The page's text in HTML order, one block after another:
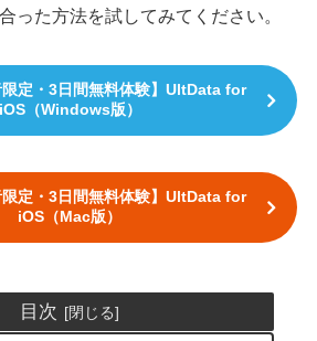
った方法を試してみてください。
定・3日間無料体験】UltData for
iOS（Windows版）
定・3日間無料体験】UltData for
iOS（Mac版）
目次